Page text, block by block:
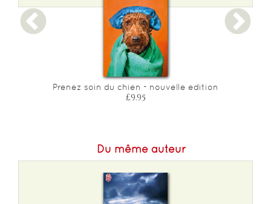
Prenez soin du chien - nouvelle edition
£9.95
Du même auteur